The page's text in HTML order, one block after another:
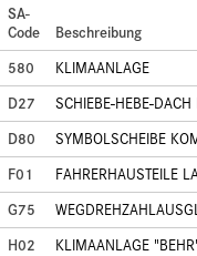
SA-
Code
Beschreibung
580
KLIMAANLAGE
D27
SCHIEBE-HEBE-DACH
D80
SYMBOLSCHEIBE
F01
FAHRERHAUSTEILE
G75
H02
KLIMAANLAGE